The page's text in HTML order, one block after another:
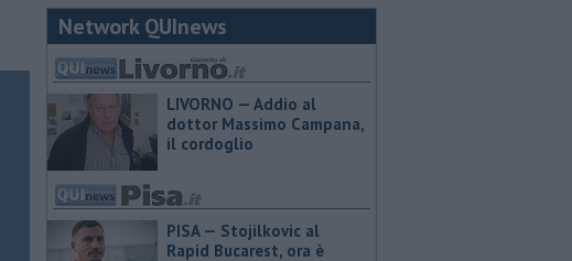
Network QUInews
LIVORNO — Addio al
dottor Massimo Campana,
il cordoglio
PISA — Stojilkovic al
Rapid Bucarest, ora è